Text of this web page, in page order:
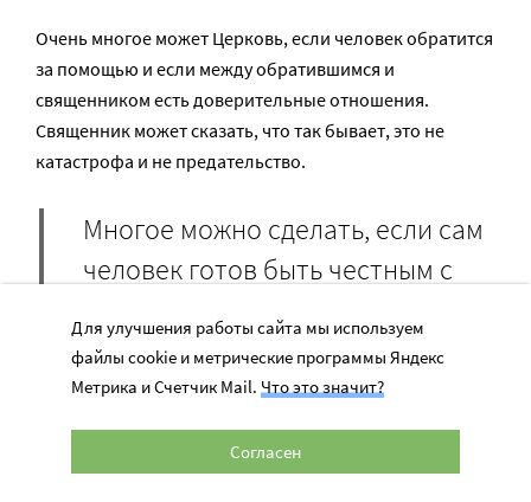
Очень многое может Церковь, если человек обратится
за помощью и если между обратившимся и
священником есть доверительные отношения.
Священник может сказать, что так бывает, это не
катастрофа и не предательство.
Многое можно сделать, если сам
человек готов быть честным с
силу. Бог может спасти человека,
а не наши фантазии о себе,
порожденные страхами.
Для улучшения работы сайта мы используем
файлы cookie и метрические программы Яндекс
Метрика и Счетчик Mail. Что это значит?
Согласен